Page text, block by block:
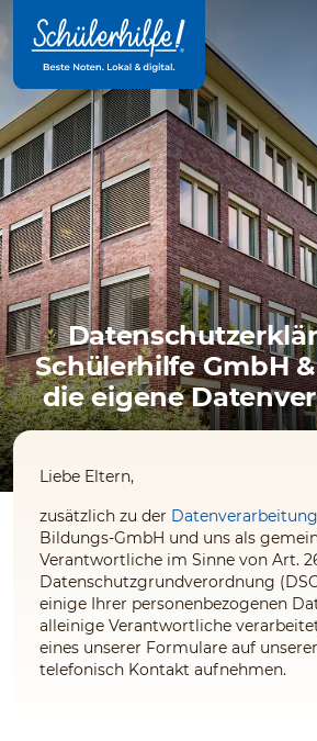
Hauptinhalt
Schülerhilfe GmbH
die eigene
Liebe Eltern,
zusätzlich zu der Datenverarbeitung
Bildungs-GmbH und uns als
Verantwortliche im Sinne von Art.
Datenschutzgrundverordnung
einige Ihrer personenbezogenen
alleinige Verantwortliche
eines unserer Formulare auf
telefonisch Kontakt aufnehmen.